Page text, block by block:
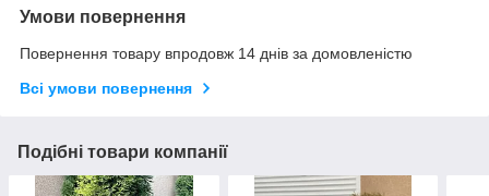
Умови повернення
Повернення товару впродовж 14 днів за домовленістю
Всі умови повернення
Подібні товари компанії